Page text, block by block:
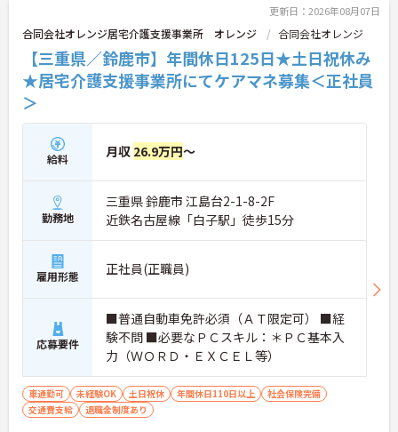
支援専門員へのステップアップを目指せる資格取得
支援制度も整っています。育児・介護向けの時短勤
務制度や75歳までの再雇用制度も完備されており、
ライフステージの変化に合わせた無理のない働き方
で、長期的に専門性を磨いていける環境です。
【直行訪問とフレックス制を活用し、効率的で柔軟
な働き方が実現できます】
・出退勤時間を自由に調整できるコアタイム無しの
フレックスタイム制を採用しており、ご自身のペー
スで訪問予定を組むことが可能です
・ご自宅からの直行訪問を交えて日々の移動負担を
軽減できることで、体力的なゆとりを持ちながら業
【充実した支援制度を活用して、上位資格へのステ
ップアップが期待できます】
・働きながら主任介護支援専門員を目指せる資格取
得支援制度があり、着実にケアマネジャーとしての
専門性を高めていける体制があります
・上位資格の取得後は月1万円の資格手当が支給さ
れるほか、年1回の定期昇給・昇格制度により日々
の努力がしっかりと給与に還元されます
【大手グループの充実した福利厚生のもと、将来に
更新日：2026年08月07日
合同会社オレンジ居宅介護支援事業所 オレンジ 合同会社オレンジ
【三重県／鈴鹿市】年間休日125日★土日祝休み
★居宅介護支援事業所にてケアマネ募集＜正社員
＞
給料 月収 26.9万円～
勤務地
三重県 鈴鹿市 江島台2-1-8-2F
近鉄名古屋線「白子駅」徒歩15分
雇用形態 正社員(正職員)
応募要件
■普通自動車免許必須（ＡＴ限定可） ■経
験不問 ■必要なＰＣスキル：＊ＰＣ基本入
力（ＷＯＲＤ・ＥＸＣＥＬ等）
車通勤可 未経験OK 土日祝休 年間休日110日以上
社会保険完備
交通費支給
退職金制度あり